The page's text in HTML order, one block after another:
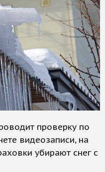
проверку по
видеозаписи, на
убирают снег с